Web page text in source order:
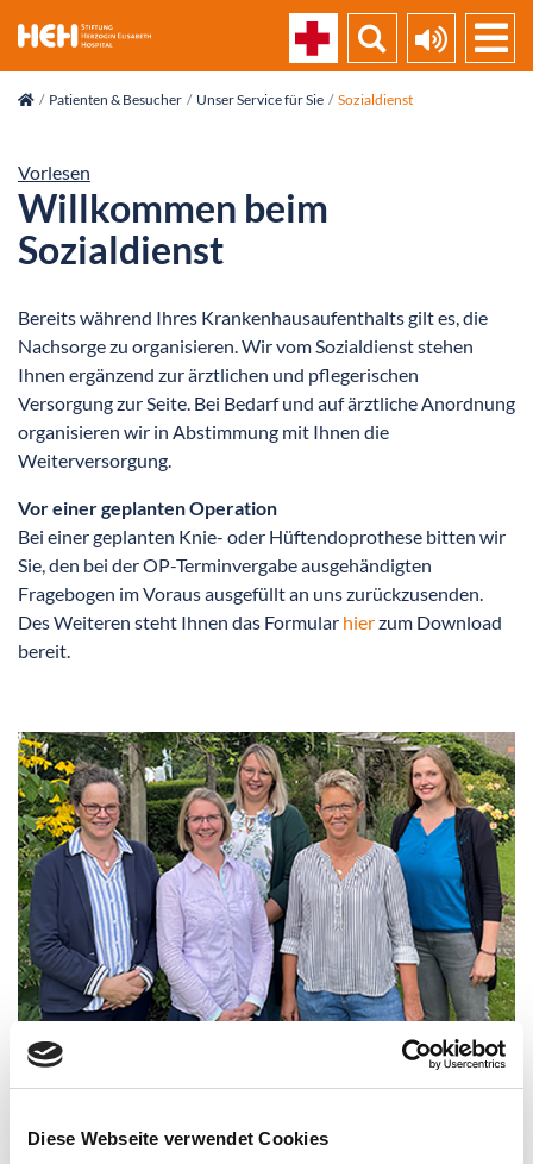
Diese Webseite verwendet Cookies
Patienten & Besucher Unser Service für Sie Sozialdienst
Vorlesen
Willkommen beim
Sozialdienst
Bereits während Ihres Krankenhausaufenthalts gilt es, die
Nachsorge zu organisieren. Wir vom Sozialdienst stehen
Ihnen ergänzend zur ärztlichen und pflegerischen
Versorgung zur Seite. Bei Bedarf und auf ärztliche Anordnung
organisieren wir in Abstimmung mit Ihnen die
Weiterversorgung.
Vor einer geplanten Operation
Bei einer geplanten Knie- oder Hüftendoprothese bitten wir
Sie, den bei der OP-Terminvergabe ausgehändigten
Fragebogen im Voraus ausgefüllt an uns zurückzusenden.
Des Weiteren steht Ihnen das Formular hierzum Download
bereit.
Wir übernehmen die Reservierung in einer Rehaklinik und die
Antragstellung gemäß der Vorgabe Ihrer Krankenkasse bzw.